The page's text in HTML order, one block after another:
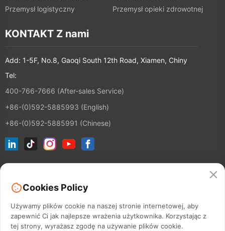
Przemysł logistyczny
Przemysł opieki zdrowotnej
KONTAKT Z nami
Add: 1-5F, No.8, Gaoqi South 12th Road, Xiamen, Chiny
Tel:
400-766-7666 (After-sales Service)
+86-(0)592-5885993 (English)
+86-(0)592-5885991 (Chinese)
Cookies Policy
Używamy plików cookie na naszej stronie internetowej, aby
zapewnić Ci jak najlepsze wrażenia użytkownika. Korzystając z
tej strony, wyrażasz zgodę na używanie plików cookie.